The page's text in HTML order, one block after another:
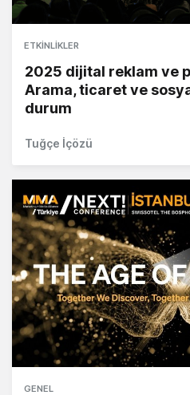
ETKINLIKLER
2025 dijital reklam ve
Arama, ticaret ve
durum
Tuğçe İçözü
GENEL